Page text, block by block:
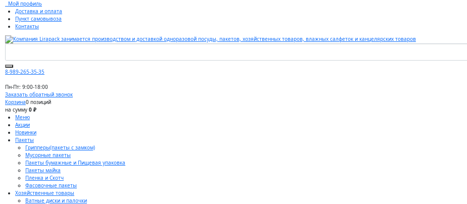
Мой профиль
Доставка и оплата
Пункт самовывоза
Контакты
8-989-265-35-35
Пн-Пт: 9:00-18:00
Заказать обратный звонок
Корзина0 позиций
на сумму 0 ₽
Меню
Акции
Новинки
Пакеты
Грипперы(пакеты с замком)
Мусорные пакеты
Пакеты бумажные и Пищевая упаковка
Пакеты майка
Пленка и Скотч
Фасовочные пакеты
Хозяйственные товары
Ватные диски и палочки